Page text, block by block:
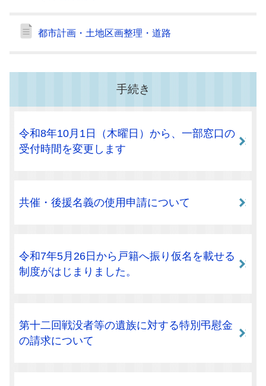
都市計画・土地区画整理・道路
手続き
令和8年10月1日（木曜日）から、一部窓口の
受付時間を変更します
共催・後援名義の使用申請について
令和7年5月26日から戸籍へ振り仮名を載せる
制度がはじまりました。
第十二回戦没者等の遺族に対する特別弔慰金
の請求について